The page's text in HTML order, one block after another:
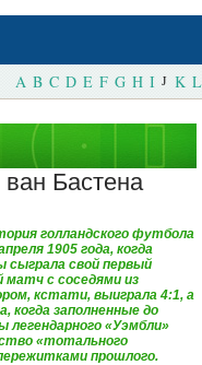
A B C D E F G H I J K L
Бастена
голландского футбола
1905 года, когда
сыграла свой первый
матч с соседями из
кстати, выиграла 4:1, а
когда заполненные до
легендарного «Уэмбли»
«тотального
прошлого.